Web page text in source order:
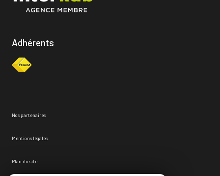
Adhérents
Nos partenaires
Mentions légales
Plan du site